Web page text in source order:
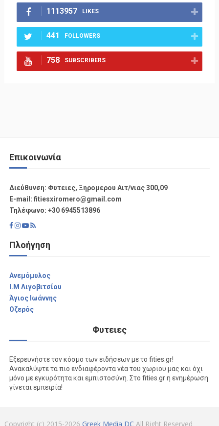
1113957 LIKES
441 FOLLOWERS
758 SUBSCRIBERS
Επικοινωνία
Διεύθυνση: Φυτειες, Ξηρομερου Αιτ/νιας 300,09
Ε-mail: fitiesxiromero@gmail.com
Τηλέφωνο: +30 6945513896
Πλοήγηση
Aνεμόμυλος
I.M Λιγοβιτσίου
Άγιος Ιωάννης
Οζερός
Φυτειες
Εξερευνήστε τον κόσμο των ειδήσεων με το fities.gr!
Ανακαλύψτε τα πιο ενδιαφέροντα νέα του χωριου μας και όχι
μόνο με εγκυρότητα και εμπιστοσύνη. Στο fities.gr η ενημέρωση
γίνεται εμπειρία!
Copyright (c) 2015-2026 Greek Media DC All Right Reserved